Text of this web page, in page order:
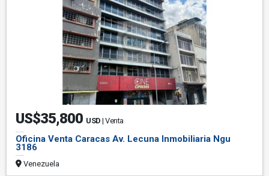
US$35,800 USD | Venta
Oficina Venta Caracas Av. Lecuna Inmobiliaria Ngu
3186
Venezuela